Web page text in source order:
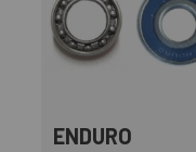
ENDURO